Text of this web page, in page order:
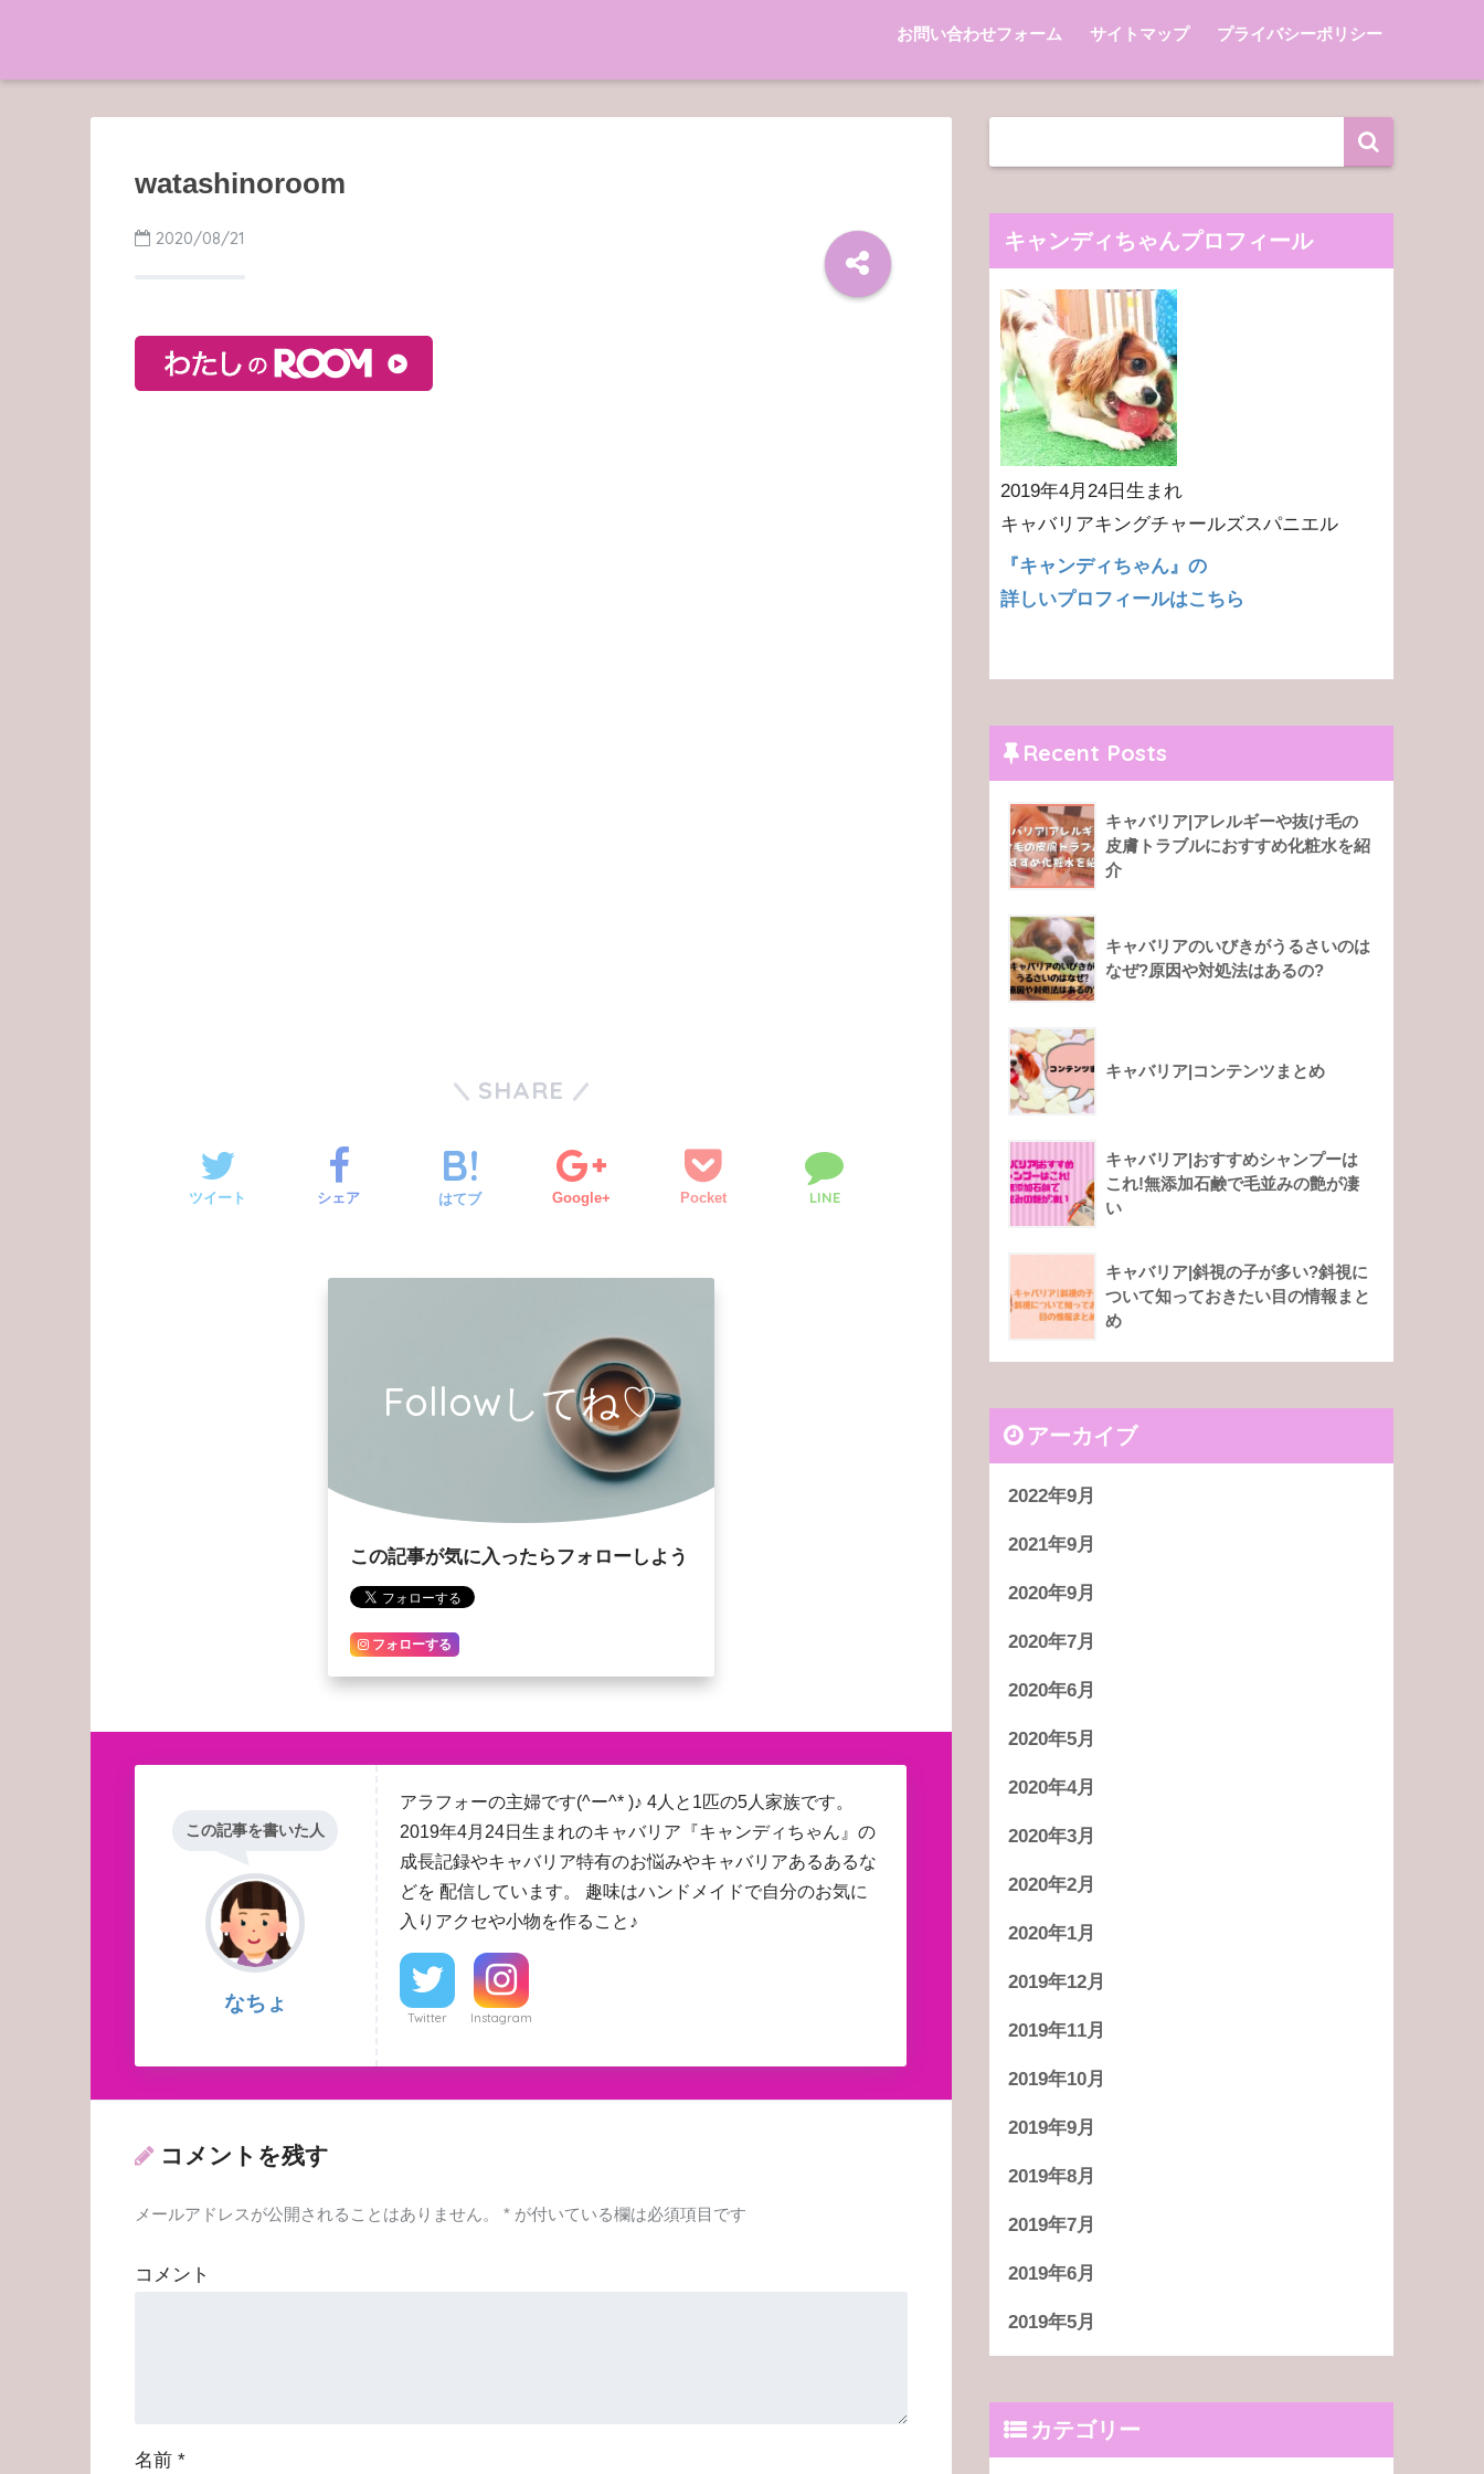
お問い合わせフォーム サイトマップ プライバシーポリシー
watashinoroom
2020/08/21
SHARE
ツイート シェア はてブ Google+ Pocket LINE
Followしてね♡
この記事が気に入ったらフォローしよう
フォローする
この記事を書いた人
なちょ
アラフォーの主婦です(^ー^* )♪ 4人と1匹の5人家族です。
2019年4月24日生まれのキャバリア『キャンディちゃん』の
成長記録やキャバリア特有のお悩みやキャバリアあるあるな
どを 配信しています。 趣味はハンドメイドで自分のお気に
入りアクセや小物を作ること♪
Twitter Instagram
コメントを残す
メールアドレスが公開されることはありません。 * が付いている欄は必須項目です
コメント
名前 *
キャンディちゃんプロフィール
2019年4月24日生まれ
キャバリアキングチャールズスパニエル
『キャンディちゃん』の
詳しいプロフィールはこちら
Recent Posts
キャバリア|アレルギーや抜け毛の
皮膚トラブルにおすすめ化粧水を紹
介
キャバリアのいびきがうるさいのは
なぜ?原因や対処法はあるの?
キャバリア|コンテンツまとめ
キャバリア|おすすめシャンプーは
これ!無添加石鹸で毛並みの艶が凄
い
キャバリア|斜視の子が多い?斜視に
ついて知っておきたい目の情報まと
め
アーカイブ
2022年9月
2021年9月
2020年9月
2020年7月
2020年6月
2020年5月
2020年4月
2020年3月
2020年2月
2020年1月
2019年12月
2019年11月
2019年10月
2019年9月
2019年8月
2019年7月
2019年6月
2019年5月
カテゴリー